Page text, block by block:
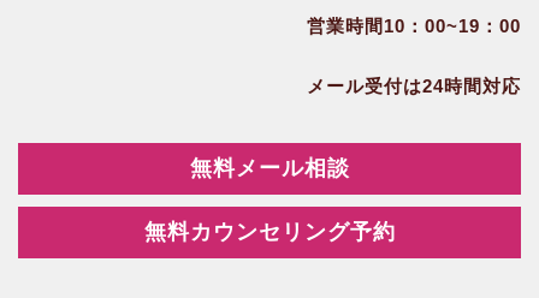
営業時間10：00~19：00
メール受付は24時間対応
無料メール相談
無料カウンセリング予約